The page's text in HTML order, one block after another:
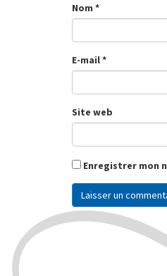
Nom *
E-mail*
Site web
Enregistrer mon